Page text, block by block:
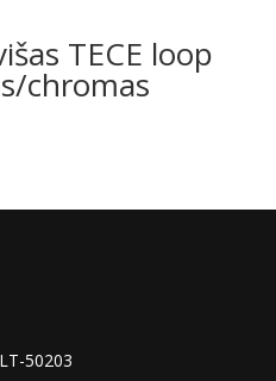
TECE loop
chromas
50203